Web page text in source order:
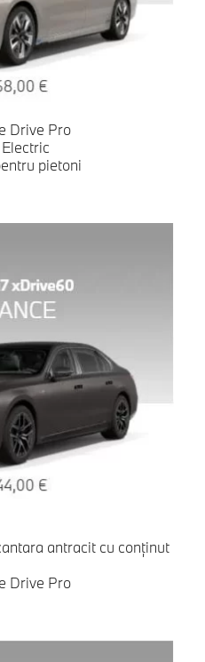
Drive Pro
pietoni
antracit cu conținut
Drive Pro